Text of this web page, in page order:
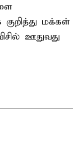
மக்கள்
ஊதுவது